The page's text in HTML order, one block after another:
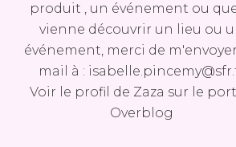
produit , un événement ou
vienne découvrir un lieu ou
événement, merci de
mail à :
Voir le profil de Zaza sur le
Overblog